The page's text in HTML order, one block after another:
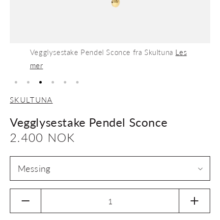
Vegglysestake Pendel Sconce fra Skultuna Les
mer
SKULTUNA
Vegglysestake Pendel Sconce
Vanlig
pris
2.400 NOK
antallet
Øk